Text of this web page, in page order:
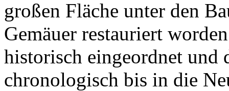
großen Fläche unter den
Gemäuer restauriert
historisch eingeordnet und
chronologisch bis in die